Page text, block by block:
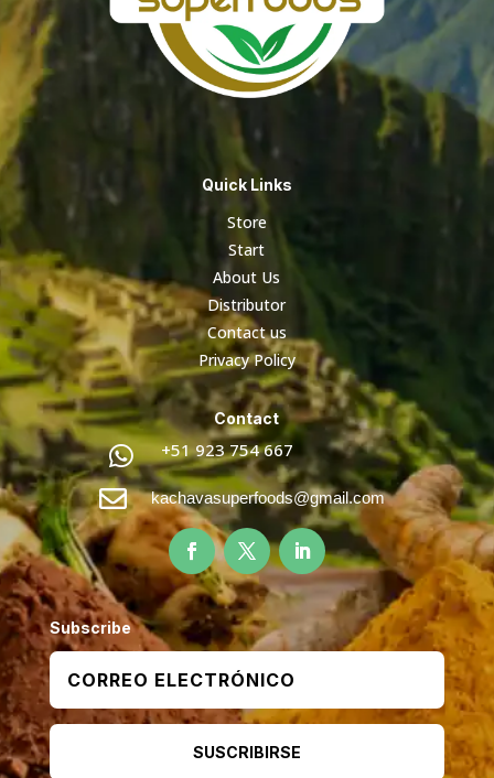
Quick Links
Store
Start
About Us
Distributor
Contact us
Privacy Policy
Contact
 +51 923 754 667
 kachavasuperfoods@gmail.com
Subscribe
SUSCRIBIRSE